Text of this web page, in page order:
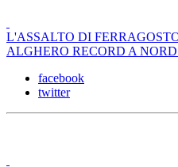
L'ASSALTO DI
ALGHERO RECORD A
facebook
twitter